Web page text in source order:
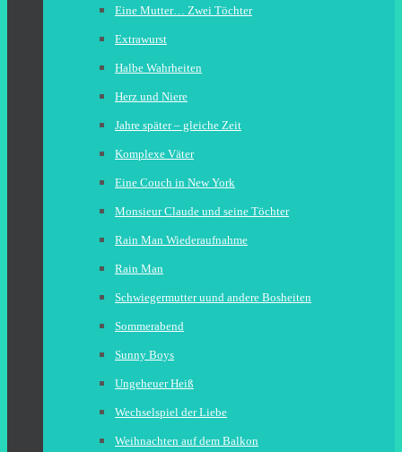
Eine Mutter… Zwei Töchter
Extrawurst
Halbe Wahrheiten
Herz und Niere
Jahre später – gleiche Zeit
Komplexe Väter
Eine Couch in New York
Monsieur Claude und seine Töchter
Rain Man Wiederaufnahme
Rain Man
Schwiegermutter uund andere Bosheiten
Sommerabend
Sunny Boys
Ungeheuer Heiß
Wechselspiel der Liebe
Weihnachten auf dem Balkon